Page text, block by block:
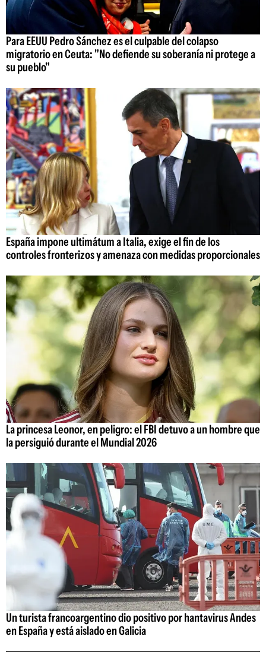
Para EEUU Pedro Sánchez es el culpable del colapso
migratorio en Ceuta: "No defiende su soberanía ni protege a
su pueblo"
España impone ultimátum a Italia, exige el fin de los
controles fronterizos y amenaza con medidas proporcionales
La princesa Leonor, en peligro: el FBI detuvo a un hombre que
la persiguió durante el Mundial 2026
Un turista francoargentino dio positivo por hantavirus Andes
en España y está aislado en Galicia